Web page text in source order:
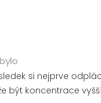
si nejprve
být koncentrace